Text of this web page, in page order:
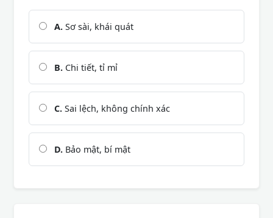
A. Sơ sài, khái quát
B. Chi tiết, tỉ mỉ
C. Sai lệch, không chính xác
D. Bảo mật, bí mật